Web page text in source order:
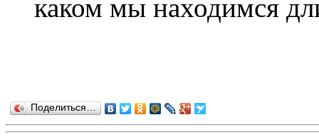
каком мы находимся
Поделиться…